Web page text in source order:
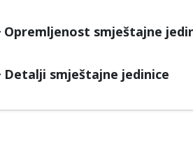
Opremljenost smještajne
Detalji smještajne jedinice